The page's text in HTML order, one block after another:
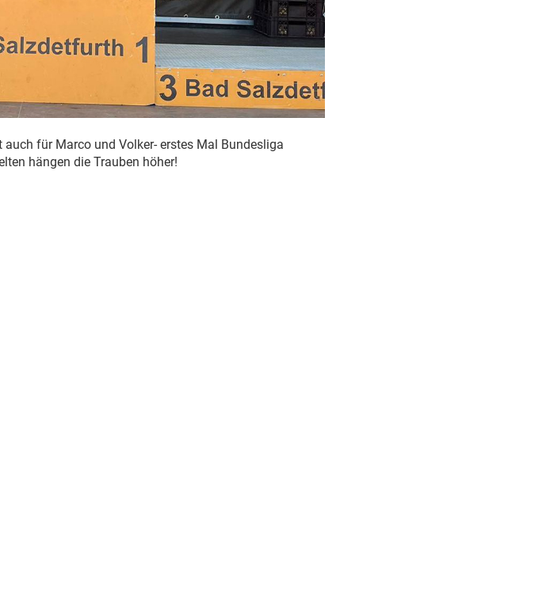
für Marco und Volker- erstes Mal Bundesliga
hängen die Trauben höher!